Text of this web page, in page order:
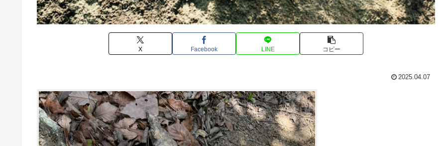
X Facebook LINE コピー
2025.04.07